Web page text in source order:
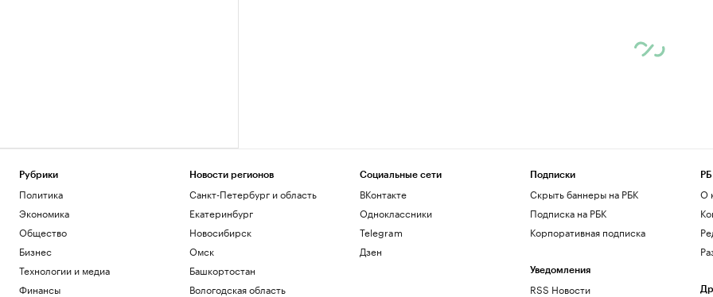
Рубрики
Политика
Экономика
Общество
Бизнес
Технологии и медиа
Финансы
Новости регионов
Санкт-Петербург и область
Екатеринбург
Новосибирск
Омск
Башкортостан
Вологодская область
Социальные сети
ВКонтакте
Одноклассники
Telegram
Дзен
Подписки
Скрыть баннеры на РБК
Подписка на РБК
Корпоративная подписка
Уведомления
RSS Новости
О